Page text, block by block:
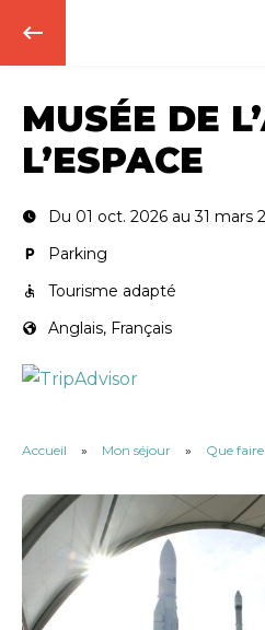
keyboard_backspace
MUSÉE DE
L’ESPACE
Du 01 oct. 2026 au 31 mars
Parking
Tourisme adapté
Anglais, Français
Accueil » Mon séjour » Que